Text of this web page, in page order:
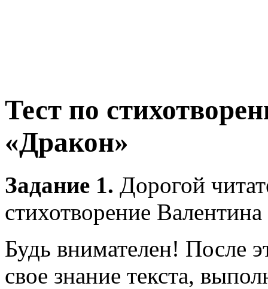
Тест по
«Дракон»
Задание 1. Дорогой
стихотворение
Будь внимателен! После
свое знание текста,